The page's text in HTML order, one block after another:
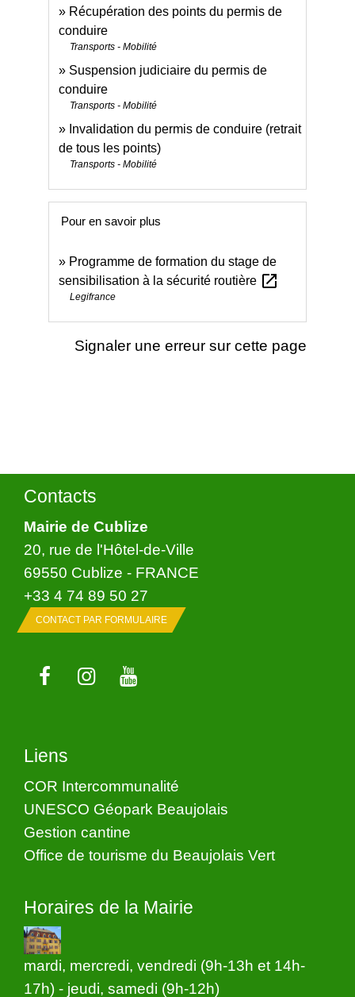
Récupération des points du permis de
conduire
Transports - Mobilité
Suspension judiciaire du permis de
conduire
Transports - Mobilité
Invalidation du permis de conduire (retrait
de tous les points)
Transports - Mobilité
Pour en savoir plus
Programme de formation du stage de
sensibilisation à la sécurité routière open_in_new
Legifrance
Signaler une erreur sur cette page
Contacts
Mairie de Cublize
20, rue de l'Hôtel-de-Ville
69550 Cublize - FRANCE
+33 4 74 89 50 27
CONTACT PAR FORMULAIRE
Liens
COR Intercommunalité
UNESCO Géopark Beaujolais
Gestion cantine
Office de tourisme du Beaujolais Vert
Horaires de la Mairie
mardi, mercredi, vendredi (9h-13h et 14h-
17h) - jeudi, samedi (9h-12h)